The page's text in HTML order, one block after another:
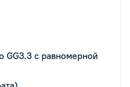
GG3.3 с равномерной